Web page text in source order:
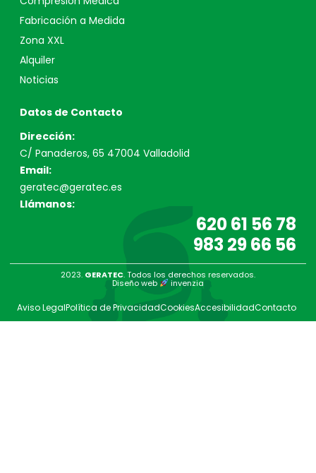
Fabricación a Medida
Zona XXL
Alquiler
Noticias
Datos de Contacto
Dirección:
C/ Panaderos, 65 47004 Valladolid
Email:
geratec@geratec.es
Llámanos:
620 61 56 78
983 29 66 56
2023. GERATEC. Todos los derechos reservados.
Diseño web invenzia
Aviso LegalPolítica de PrivacidadCookiesAccesibilidadContacto